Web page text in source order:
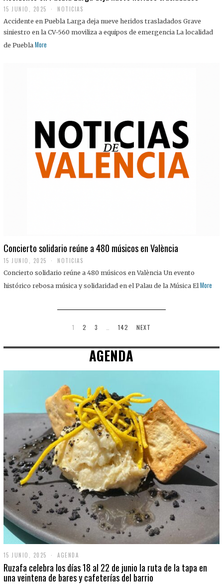
15 JUNIO, 2025 NOTICIAS
Accidente en Puebla Larga deja nueve heridos trasladados Grave
siniestro en la CV-560 moviliza a equipos de emergencia La localidad
de Puebla More
Concierto solidario reúne a 480 músicos en València
15 JUNIO, 2025 NOTICIAS
Concierto solidario reúne a 480 músicos en València Un evento
histórico rebosa música y solidaridad en el Palau de la Música El More
1 2 3 142 NEXT
AGENDA
15 JUNIO, 2025
J
U
AGENDA
Ruzafa celebra los días 18 al 22 de junio la ruta de la tapa en
una veintena de bares y cafeterías del barrio